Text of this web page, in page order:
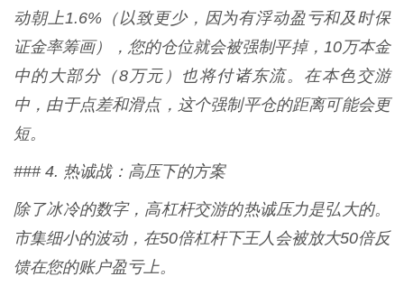
动朝上1.6%（以致更少，因为有浮动盈亏和及时保
证金率筹画），您的仓位就会被强制平掉，10万本金
中的大部分（8万元）也将付诸东流。在本色交游
中，由于点差和滑点，这个强制平仓的距离可能会更
短。
### 4. 热诚战：高压下的方案
除了冰冷的数字，高杠杆交游的热诚压力是弘大的。
市集细小的波动，在50倍杠杆下王人会被放大50倍反
馈在您的账户盈亏上。